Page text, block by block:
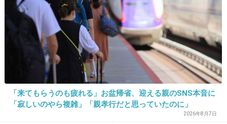
13. 匿名2013/07/17(水) 21:35:05
構ってちゃんか？離婚したし、ね。
+18 -10
2013/07/17(水) 21:35:07
わざわざ発表いらないww
「来てもらうのも疲れる」お盆帰省、迎える親のSNS本音に
「寂しいのやら複雑」「親孝行だと思っていたのに」
2026年8月7日